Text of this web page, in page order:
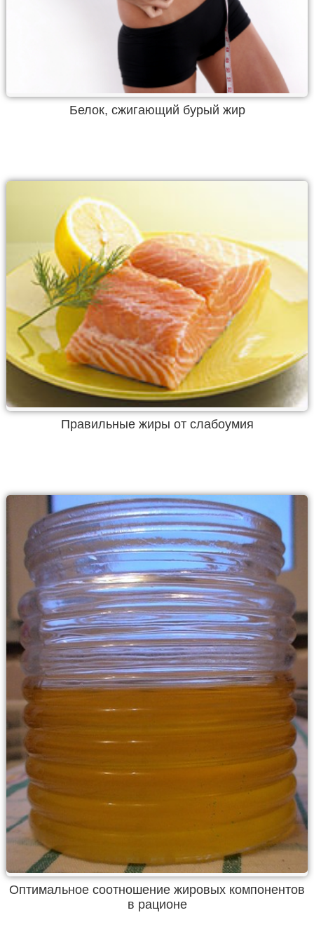
Белок, сжигающий бурый жир
Правильные жиры от слабоумия
Оптимальное соотношение жировых компонентов
в рационе